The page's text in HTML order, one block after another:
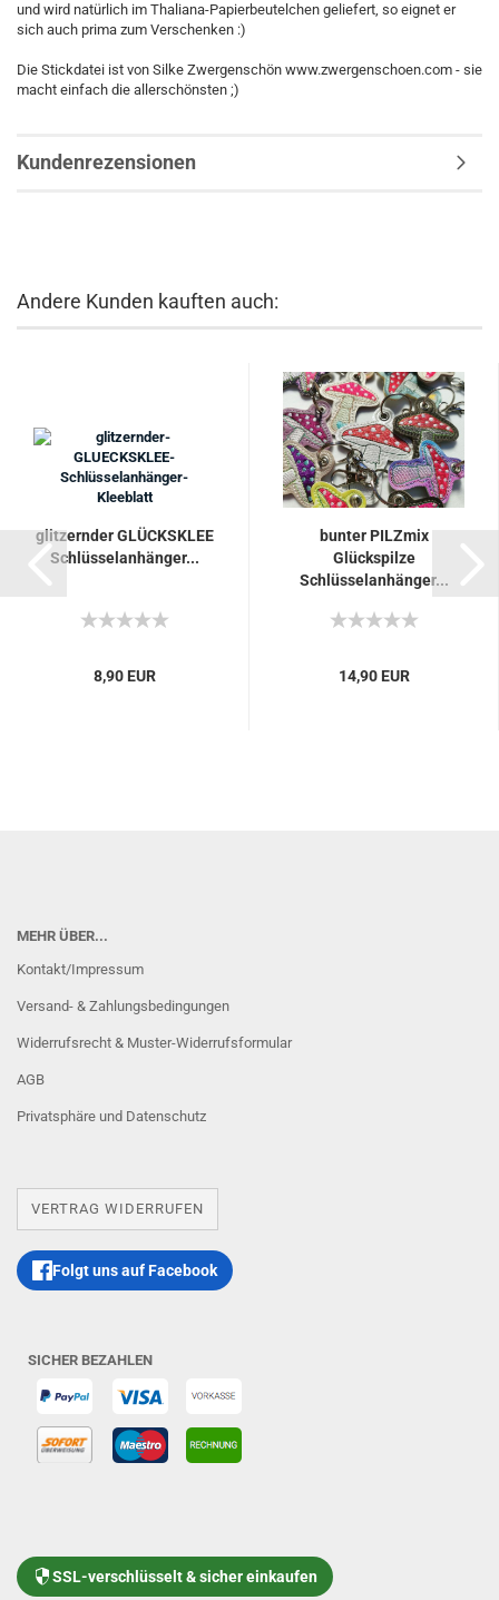
und wird natürlich im Thaliana-Papierbeutelchen geliefert, so eignet er
sich auch prima zum Verschenken :)
Die Stickdatei ist von Silke Zwergenschön www.zwergenschoen.com - sie
macht einfach die allerschönsten ;)
Kundenrezensionen
Andere Kunden kauften auch:
glitzernder GLÜCKSKLEE
Schlüsselanhänger...
8,90 EUR
bunter PILZmix
Glückspilze
Schlüsselanhänger...
14,90 EUR
MEHR ÜBER...
Kontakt/Impressum
Versand- & Zahlungsbedingungen
Widerrufsrecht & Muster-Widerrufsformular
AGB
Privatsphäre und Datenschutz
VERTRAG WIDERRUFEN
Folgt uns auf Facebook
SICHER BEZAHLEN
SSL-verschlüsselt & sicher einkaufen